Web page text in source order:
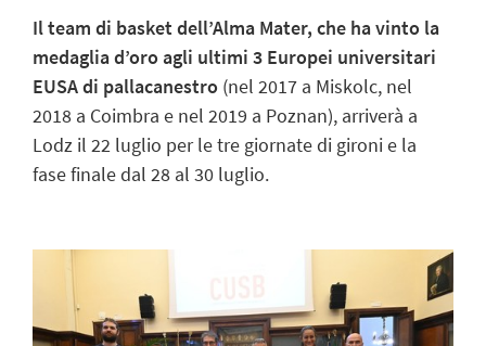
Il team di basket dell’Alma Mater, che ha vinto la
medaglia d’oro agli ultimi 3 Europei universitari
EUSA di pallacanestro (nel 2017 a Miskolc, nel
2018 a Coimbra e nel 2019 a Poznan), arriverà a
Lodz il 22 luglio per le tre giornate di gironi e la
fase finale dal 28 al 30 luglio.